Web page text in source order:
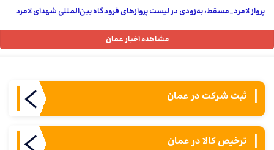
پرواز لامرد_مسقط، به‌زودی در لیست پروازهای فرودگاه بین‌المللی شهدای لامرد
مشاهده اخبار عمان
ثبت شركت در عمان
ترخیص کالا در عمان